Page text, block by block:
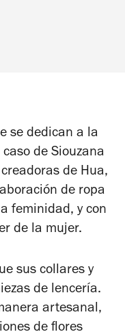
se dedican a la
de Siouzana
de Hua,
de ropa
feminidad, y con
de la mujer.
sus collares y
de lencería.
artesanal,
de flores